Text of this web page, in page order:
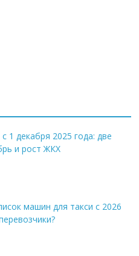
1 декабря 2025 года: две
и рост ЖКХ
машин для такси с 2026